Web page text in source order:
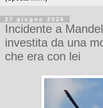
27 giugno 2026
Incidente a
investita da una
che era con lei